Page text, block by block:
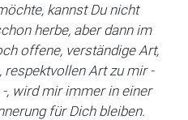
kannst Du nicht
herbe, aber dann im
offene, verständige Art,
Art zu mir -
, wird mir immer in einer
für Dich bleiben.